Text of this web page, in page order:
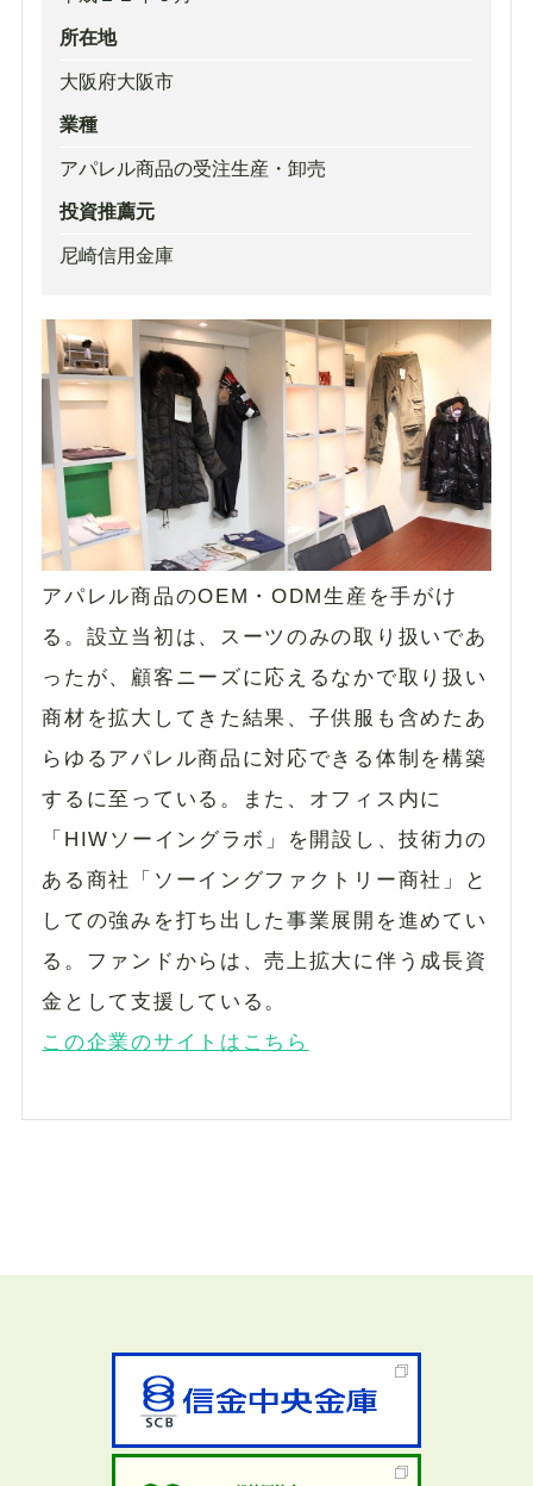
所在地
大阪府大阪市
業種
アパレル商品の受注生産・卸売
投資推薦元
尼崎信用金庫
アパレル商品のOEM・ODM生産を手がけ
る。設立当初は、スーツのみの取り扱いであ
ったが、顧客ニーズに応えるなかで取り扱い
商材を拡大してきた結果、子供服も含めたあ
らゆるアパレル商品に対応できる体制を構築
するに至っている。また、オフィス内に
「HIWソーイングラボ」を開設し、技術力の
ある商社「ソーイングファクトリー商社」と
しての強みを打ち出した事業展開を進めてい
る。ファンドからは、売上拡大に伴う成長資
金として支援している。
この企業のサイトはこちら